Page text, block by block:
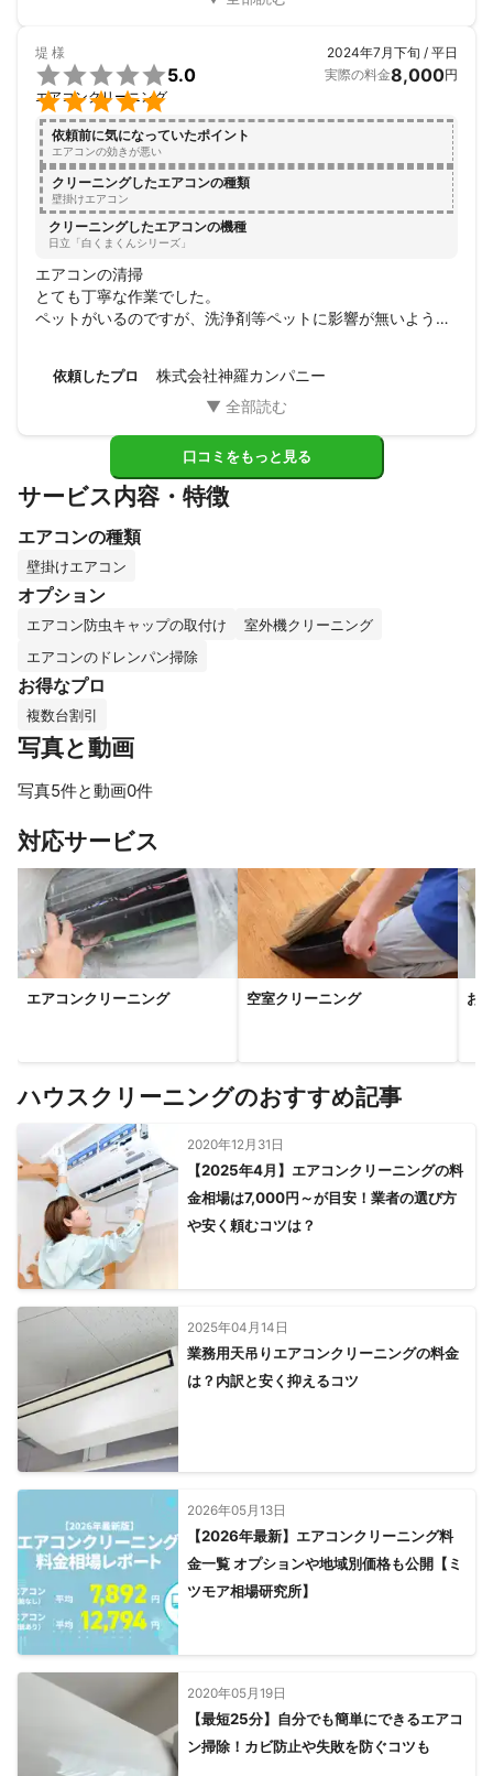
堤 様


5.0
エアコンクリーニング
2024年7月下旬 / 平日
実際の料金8,000円
依頼前に気になっていたポイント
エアコンの効きが悪い
クリーニングしたエアコンの種類
壁掛けエアコン
クリーニングしたエアコンの機種
日立「白くまくんシリーズ」
エアコンの清掃
とても丁寧な作業でした。
ペットがいるのですが、洗浄剤等ペットに影響が無いよう配
なども丁寧に説明して頂きました。とても良い業者さんでし
依頼したプロ 株式会社神羅カンパニー
口コミをもっと見る
サービス内容・特徴
エアコンの種類
壁掛けエアコン
オプション
エアコン防虫キャップの取付け
室外機クリーニング
エアコンのドレンパン掃除
お得なプロ
複数台割引
写真と動画
写真5件と動画0件
対応サービス
エアコンクリーニング 空室クリーニング お
ハウスクリーニングのおすすめ記事
2020年12月31日
【2025年4月】エアコンクリーニングの料
金相場は7,000円～が目安！業者の選び方
や安く頼むコツは？
2025年04月14日
業務用天吊りエアコンクリーニングの料金
は？内訳と安く抑えるコツ
2026年05月13日
【2026年最新】エアコンクリーニング料
金一覧 オプションや地域別価格も公開【ミ
ツモア相場研究所】
2020年05月19日
【最短25分】自分でも簡単にできるエアコ
ン掃除！カビ防止や失敗を防ぐコツも